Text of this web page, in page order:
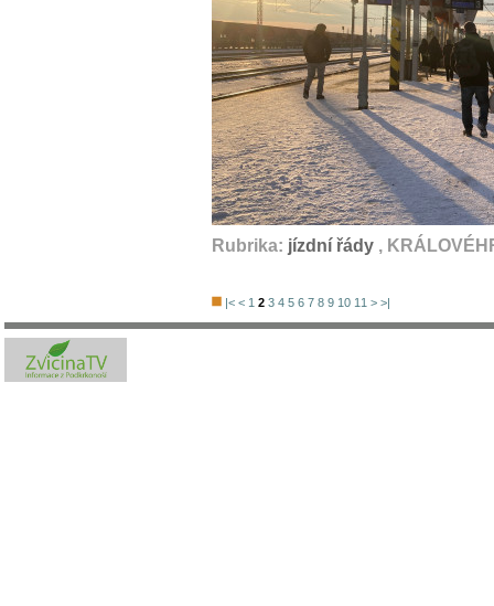
Rubrika: jízdní řády ,
|< < 1 2 3 4 5 6 7 8 9 10 11 > >|